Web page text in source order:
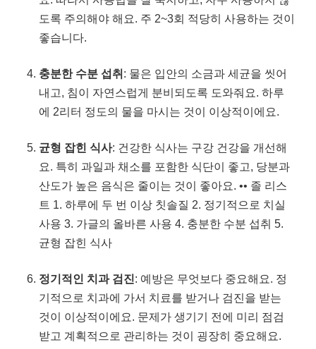
도록 주의해야 해요. 주 2~3회 적당히 사용하는 것이
좋습니다.
충분한 수분 섭취: 물은 입안의 소금과 세균을 씻어
내고, 침이 자연스럽게 분비되도록 도와줘요. 하루
에 2리터 정도의 물을 마시는 것이 이상적이에요.
균형 잡힌 식사: 건강한 식사는 구강 건강을 개선해
요. 특히 과일과 채소를 포함한 식단이 좋고, 당분과
산도가 높은 음식은 줄이는 것이 좋아요. •• 졸 리스
트 1. 하루에 두 번 이상 칫솔질 2. 정기적으로 치실
사용 3. 가글의 올바른 사용 4. 충분한 수분 섭취 5.
균형 잡힌 식사
정기적인 치과 검진: 예방은 무엇보다 중요해요. 정
기적으로 치과에 가서 치료를 받거나 검진을 받는
것이 이상적이에요. 문제가 생기기 전에 미리 점검
받고 계획적으로 관리하는 것이 굉장히 중요해요.